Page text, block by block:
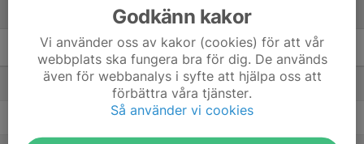
Pojkar Div 8 Trollhättan M +/-
1. Trollhättans FK Vit 11 22
2. Vårgårda IK Vit 8
Godkänn kakor
Vi använder oss av kakor (cookies) för att vår
webbplats ska fungera bra för dig. De används
även för webbanalys i syfte att hjälpa oss att
förbättra våra tjänster.
Så använder vi cookies